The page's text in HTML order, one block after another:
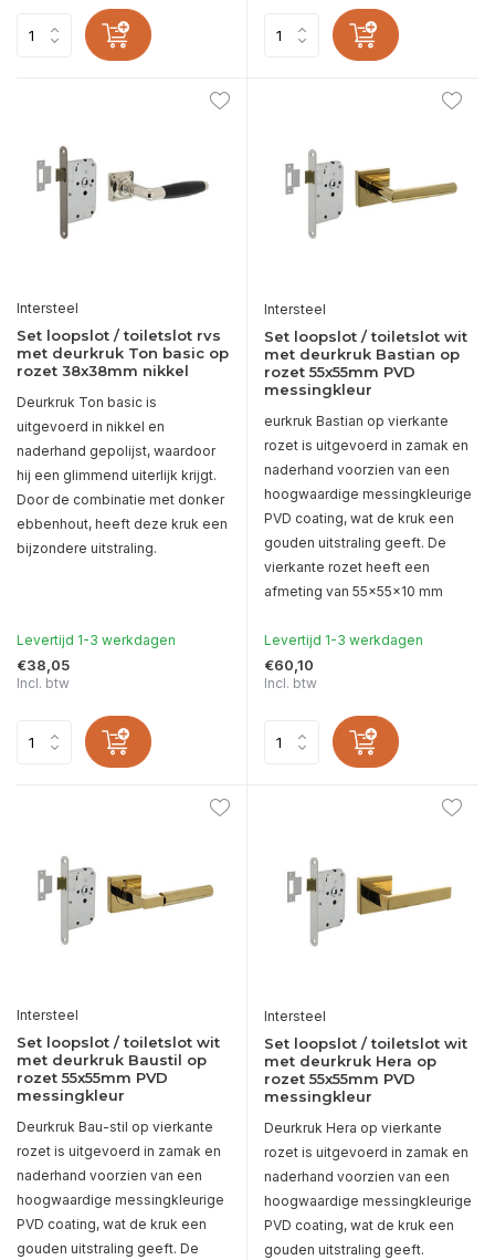
Intersteel
Set loopslot / toiletslot rvs
met deurkruk Ton basic op
rozet 38x38mm nikkel
Deurkruk Ton basic is
uitgevoerd in nikkel en
naderhand gepolijst, waardoor
hij een glimmend uiterlijk krijgt.
Door de combinatie met donker
ebbenhout, heeft deze kruk een
bijzondere uitstraling.
Levertijd 1-3 werkdagen
€38,05
Incl. btw
Intersteel
Set loopslot / toiletslot wit
met deurkruk Bastian op
rozet 55x55mm PVD
messingkleur
eurkruk Bastian op vierkante
rozet is uitgevoerd in zamak en
naderhand voorzien van een
hoogwaardige messingkleurige
PVD coating, wat de kruk een
gouden uitstraling geeft. De
vierkante rozet heeft een
afmeting van 55x55x10 mm
Levertijd 1-3 werkdagen
€60,10
Incl. btw
Intersteel
Set loopslot / toiletslot wit
met deurkruk Baustil op
rozet 55x55mm PVD
messingkleur
Deurkruk Bau-stil op vierkante
rozet is uitgevoerd in zamak en
naderhand voorzien van een
hoogwaardige messingkleurige
PVD coating, wat de kruk een
gouden uitstraling geeft. De
Intersteel
Set loopslot / toiletslot wit
met deurkruk Hera op
rozet 55x55mm PVD
messingkleur
Deurkruk Hera op vierkante
rozet is uitgevoerd in zamak en
naderhand voorzien van een
hoogwaardige messingkleurige
PVD coating, wat de kruk een
gouden uitstraling geeft.